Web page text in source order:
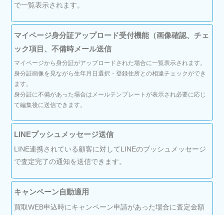
で一覧表示されます。
マイページ身分証アップロード受付機能（画像確認、チェ
ック項目、不備時メール送信
マイページから身分証がアップロードされた場合に一覧表示されます。
身分証画像を見ながら生年月日選択・登録住所との相違チェックができ
ます。
身分証に不備があった場合はメールテンプレートが表示され必要に応じ
て編集後に送信できます。
LINEプッシュメッセージ送信
LINE連携されている顧客に対してLINEのプッシュメッセージ
で査定完了の通知を送信できます。
キャンペーン自動適用
買取WEB申込時にキャンペーン申請があった場合に査定金額